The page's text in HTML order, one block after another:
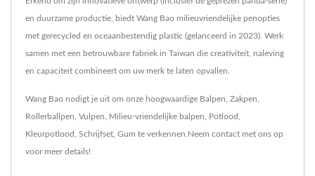
en duurzame productie, biedt Wang Bao milieuvriendelijke penopties
met gerecycled en oceaanbestendig plastic (gelanceerd in 2023). Werk
samen met een betrouwbare fabriek in Taiwan die creativiteit, naleving
en capaciteit combineert om uw merk te laten opvallen.
Wang Bao nodigt je uit om onze hoogwaardige Balpen Zakpen
Rollerballpen Vulpen Milieu-vriendelijke balpen Potlood
Kleurpotlood Schrijfset Gum te verkennen. Neem contact met ons op
voor meer details!